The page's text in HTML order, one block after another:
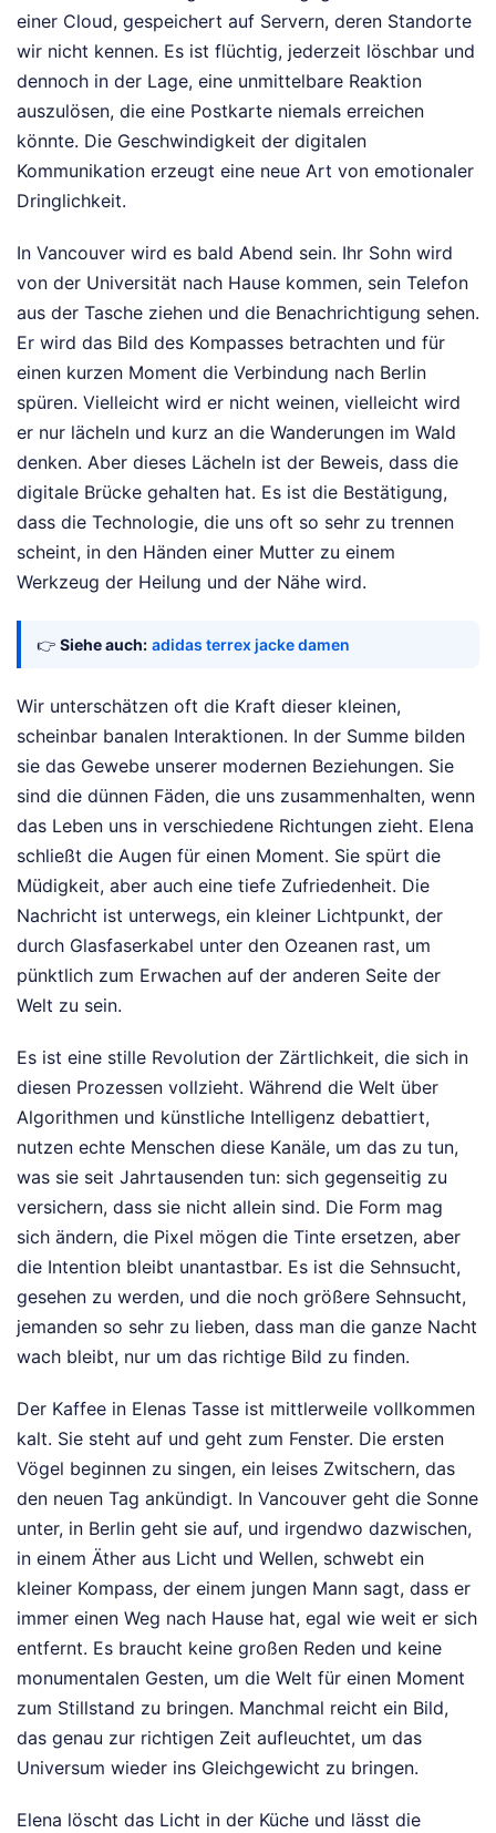
einer Cloud, gespeichert auf Servern, deren Standorte
wir nicht kennen. Es ist flüchtig, jederzeit löschbar und
dennoch in der Lage, eine unmittelbare Reaktion
auszulösen, die eine Postkarte niemals erreichen
könnte. Die Geschwindigkeit der digitalen
Kommunikation erzeugt eine neue Art von emotionaler
Dringlichkeit.
In Vancouver wird es bald Abend sein. Ihr Sohn wird
von der Universität nach Hause kommen, sein Telefon
aus der Tasche ziehen und die Benachrichtigung sehen.
Er wird das Bild des Kompasses betrachten und für
einen kurzen Moment die Verbindung nach Berlin
spüren. Vielleicht wird er nicht weinen, vielleicht wird
er nur lächeln und kurz an die Wanderungen im Wald
denken. Aber dieses Lächeln ist der Beweis, dass die
digitale Brücke gehalten hat. Es ist die Bestätigung,
dass die Technologie, die uns oft so sehr zu trennen
scheint, in den Händen einer Mutter zu einem
Werkzeug der Heilung und der Nähe wird.
👉 Siehe auch: adidas terrex jacke damen
Wir unterschätzen oft die Kraft dieser kleinen,
scheinbar banalen Interaktionen. In der Summe bilden
sie das Gewebe unserer modernen Beziehungen. Sie
sind die dünnen Fäden, die uns zusammenhalten, wenn
das Leben uns in verschiedene Richtungen zieht. Elena
schließt die Augen für einen Moment. Sie spürt die
Müdigkeit, aber auch eine tiefe Zufriedenheit. Die
Nachricht ist unterwegs, ein kleiner Lichtpunkt, der
durch Glasfaserkabel unter den Ozeanen rast, um
pünktlich zum Erwachen auf der anderen Seite der
Welt zu sein.
Es ist eine stille Revolution der Zärtlichkeit, die sich in
diesen Prozessen vollzieht. Während die Welt über
Algorithmen und künstliche Intelligenz debattiert,
nutzen echte Menschen diese Kanäle, um das zu tun,
was sie seit Jahrtausenden tun: sich gegenseitig zu
versichern, dass sie nicht allein sind. Die Form mag
sich ändern, die Pixel mögen die Tinte ersetzen, aber
die Intention bleibt unantastbar. Es ist die Sehnsucht,
gesehen zu werden, und die noch größere Sehnsucht,
jemanden so sehr zu lieben, dass man die ganze Nacht
wach bleibt, nur um das richtige Bild zu finden.
Der Kaffee in Elenas Tasse ist mittlerweile vollkommen
kalt. Sie steht auf und geht zum Fenster. Die ersten
Vögel beginnen zu singen, ein leises Zwitschern, das
den neuen Tag ankündigt. In Vancouver geht die Sonne
unter, in Berlin geht sie auf, und irgendwo dazwischen,
in einem Äther aus Licht und Wellen, schwebt ein
kleiner Kompass, der einem jungen Mann sagt, dass er
immer einen Weg nach Hause hat, egal wie weit er sich
entfernt. Es braucht keine großen Reden und keine
monumentalen Gesten, um die Welt für einen Moment
zum Stillstand zu bringen. Manchmal reicht ein Bild,
das genau zur richtigen Zeit aufleuchtet, um das
Universum wieder ins Gleichgewicht zu bringen.
Elena löscht das Licht in der Küche und lässt die